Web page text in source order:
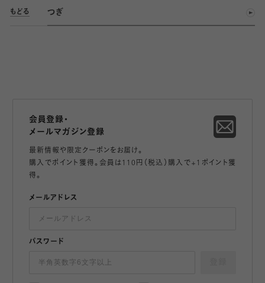
もどる つぎ
会員登録・
メールマガジン登録
最新情報や限定クーポンをお届け。
購入でポイント獲得。会員は110円（税込）購入で+1ポイント獲
得。
メールアドレス
パスワード